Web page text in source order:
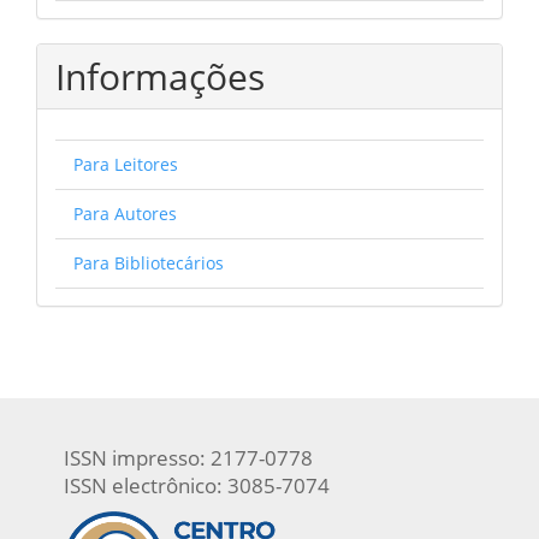
Informações
Para Leitores
Para Autores
Para Bibliotecários
ISSN impresso: 2177-0778
ISSN electrônico: 3085-7074